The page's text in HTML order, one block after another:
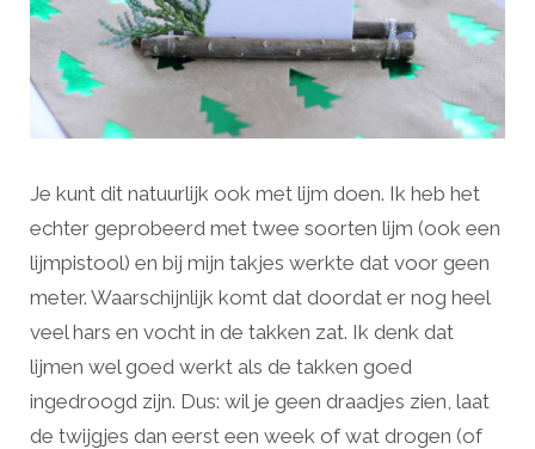
Je kunt dit natuurlijk ook met lijm doen. Ik heb het
echter geprobeerd met twee soorten lijm (ook een
lijmpistool) en bij mijn takjes werkte dat voor geen
meter. Waarschijnlijk komt dat doordat er nog heel
veel hars en vocht in de takken zat. Ik denk dat
lijmen wel goed werkt als de takken goed
ingedroogd zijn. Dus: wil je geen draadjes zien, laat
de twijgjes dan eerst een week of wat drogen (of